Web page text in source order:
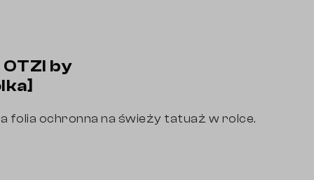
by
folia ochronna na świeży tatuaż w rolce.